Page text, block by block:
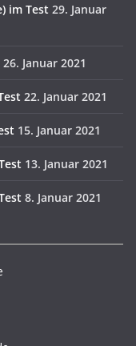
im Test 29. Januar
26. Januar 2021
22. Januar 2021
15. Januar 2021
13. Januar 2021
8. Januar 2021